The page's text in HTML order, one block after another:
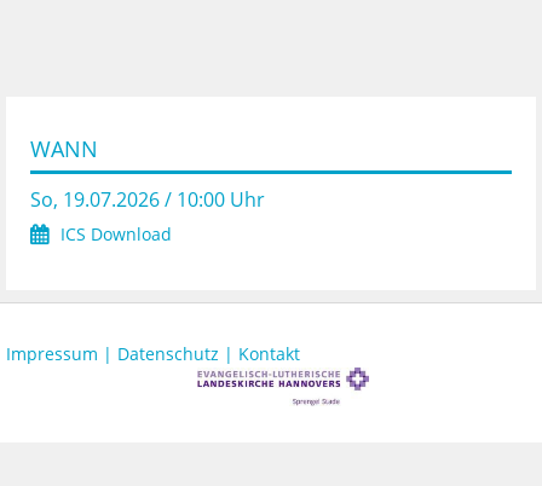
WANN
So, 19.07.2026 / 10:00 Uhr
ICS Download
Impressum | Datenschutz | Kontakt